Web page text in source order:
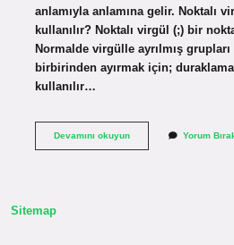
anlamıyla anlamına gelir. Noktalı
kullanılır? Noktalı virgül (;) bir
Normalde virgülle ayrılmış
birbirinden ayırmak için;
kullanılır…
Devamını okuyunNoktalı
Yorum
Sitemap